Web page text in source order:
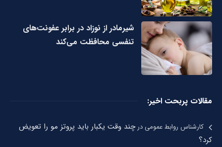
شیرمادر از نوزاد در برابر عفونت‌های
تنفسی محافظت می‌کند
مقالات پربحت اخیر:
کارشناس روابط عمومیدرچند وقت یکبار باید پروتز مو را تعویض
کرد؟